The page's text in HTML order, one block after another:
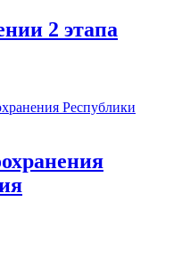
2 этапа